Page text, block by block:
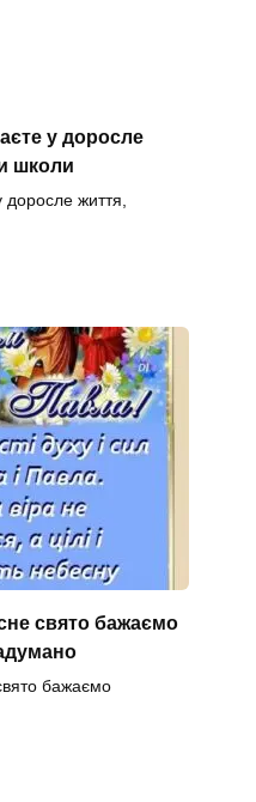
у доросле
школи
доросле життя,
свято бажаємо
бажаємо